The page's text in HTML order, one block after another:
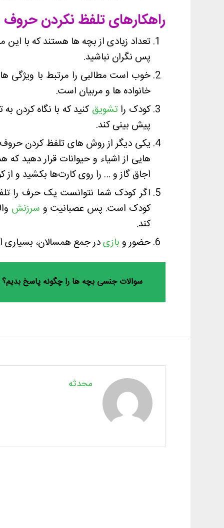
راهکارهای تلفظ نکردن حروف
تعداد زیادی از بچه ها هستند که با این
پس نگران نباشید.
خوب است مطالبی را مرتبط با ویژگی
خانواده ها و مربیان است.
کودک راتشویقکنید که با نگاه کردن
پیش بینی کند.
یکی ديگر از روش های تلفظ کردن حروف
هایی از اشیاء و حیوانات قرار دهید
اجاق گاز و … را روی کارت‌ها بکشید و از
اگر کودک شما نتوانست یک حرف را
کودک است. پس عصبانیت و سرزنش
کند.
حضور وبازیدر جمع همسالان، بسیاری
سوالات جنسی بچه ها را چگونه پاسخ بدیم؟
محدثه